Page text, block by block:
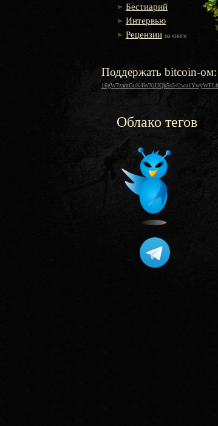
Бестиарий
Интервью
Рецензии на книги
Поддержать bitcoin-ом:
Облако тегов